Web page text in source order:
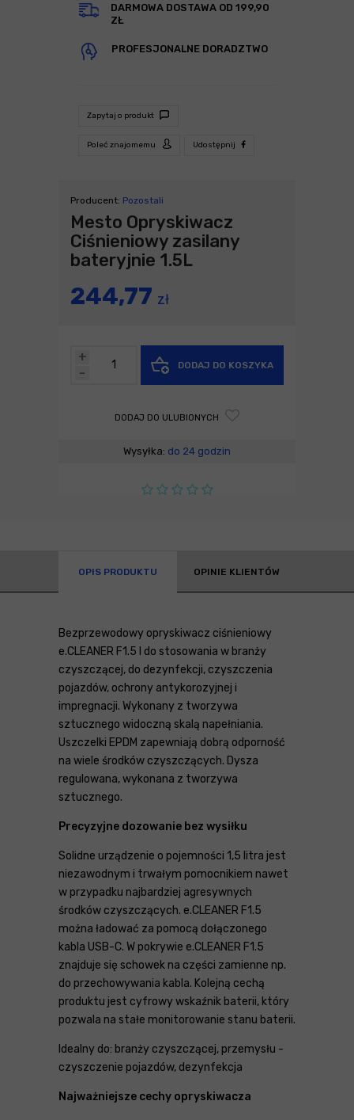
DARMOWA DOSTAWA OD 199,90
ZŁ
PROFESJONALNE DORADZTWO
Zapytaj o produkt
Poleć znajomemu Udostępnij
Producent: Pozostali
Mesto Opryskiwacz
Ciśnieniowy zasilany
bateryjnie 1.5L
244,77 zł
-
+
DODAJ DO KOSZYKA
DODAJ DO ULUBIONYCH
Wysyłka: do 24 godzin
OPIS PRODUKTU OPINIE KLIENTÓW
Bezprzewodowy opryskiwacz ciśnieniowy
e.CLEANER F1.5 l do stosowania w branży
czyszczącej, do dezynfekcji, czyszczenia
pojazdów, ochrony antykorozyjnej i
impregnacji. Wykonany z tworzywa
sztucznego widoczną skalą napełniania.
Uszczelki EPDM zapewniają dobrą odporność
na wiele środków czyszczących. Dysza
regulowana, wykonana z tworzywa
sztucznego.
Precyzyjne dozowanie bez wysiłku
Solidne urządzenie o pojemności 1,5 litra jest
niezawodnym i trwałym pomocnikiem nawet
w przypadku najbardziej agresywnych
środków czyszczących. e.CLEANER F1.5
można ładować za pomocą dołączonego
kabla USB-C. W pokrywie e.CLEANER F1.5
znajduje się schowek na części zamienne np.
do przechowywania kabla. Kolejną cechą
produktu jest cyfrowy wskaźnik baterii, który
pozwala na stałe monitorowanie stanu baterii.
Idealny do: branży czyszczącej, przemysłu -
czyszczenie pojazdów, dezynfekcja
Najważniejsze cechy opryskiwacza